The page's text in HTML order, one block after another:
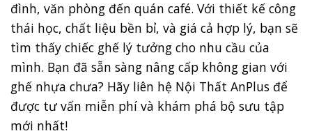
đình, văn phòng đến quán café. Với thiết kế công
thái học, chất liệu bền bỉ, và giá cả hợp lý, bạn sẽ
tìm thấy chiếc ghế lý tưởng cho nhu cầu của
mình. Bạn đã sẵn sàng nâng cấp không gian với
ghế nhựa chưa? Hãy liên hệ Nội Thất AnPlus để
được tư vấn miễn phí và khám phá bộ sưu tập
mới nhất!